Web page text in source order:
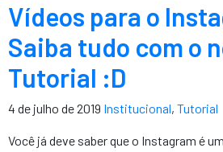
Vídeos para o
Saiba tudo com o
Tutorial :D
4 de julho de 2019 Institucional, Tutorial
Você já deve saber que o Instagram é